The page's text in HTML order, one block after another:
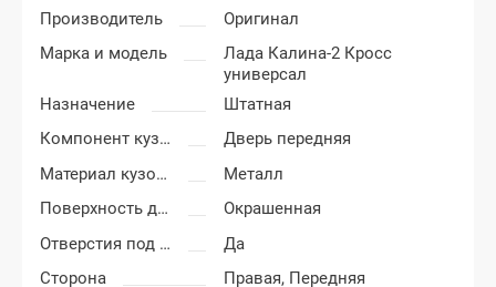
Производитель
Оригинал
Марка и модель
Лада Калина-2 Кросс
универсал
Назначение
Штатная
Компонент кузова
Дверь передняя
Материал кузовных деталей
Металл
Поверхность двери
Окрашенная
Отверстия под молдинг
Да
Сторона
Правая, Передняя